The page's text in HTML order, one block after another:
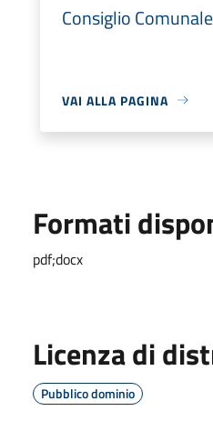
Consiglio Comunale
VAI ALLA PAGINA
Formati
pdf;docx
Licenza di
Pubblico dominio